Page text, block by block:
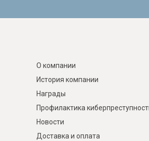
О компании
История компании
Награды
Профилактика
Новости
Доставка и оплата